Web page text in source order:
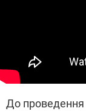
До проведення